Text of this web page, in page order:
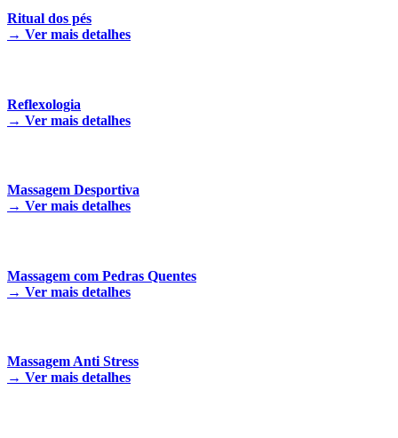
Ritual dos pés
→ Ver mais detalhes
Reflexologia
→ Ver mais detalhes
Massagem Desportiva
→ Ver mais detalhes
Massagem com Pedras Quentes
→ Ver mais detalhes
Massagem Anti Stress
→ Ver mais detalhes